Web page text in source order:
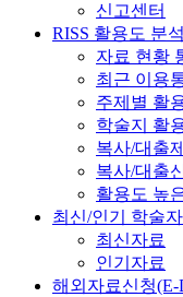
신고센터
RISS 활용도 분석
자료 현황
최근 이용
주제별 활
학술지 활
복사/대출
복사/대출
활용도 높
최신/인기 학술
최신자료
인기자료
해외자료신청(E-